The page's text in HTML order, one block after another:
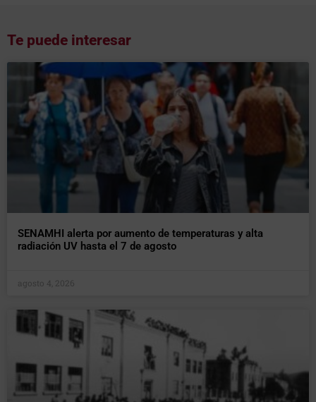
Te puede interesar
SENAMHI alerta por aumento de temperaturas y alta
radiación UV hasta el 7 de agosto
agosto 4, 2026